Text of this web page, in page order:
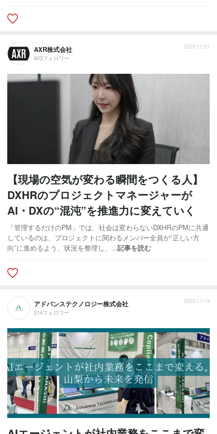
AXR株式会社
603フォロワー
2025/11/21
【現場の空気が変わる瞬間をつくる人】
DXHRのプロジェクトマネージャーが
AI・DXの“混沌”を推進力に変えていく
「管理するだけのPM」では、社会は変わらないDXHRのPMに共通
しているのは、プロジェクトに関わるメンバー全員が“正しい方
向”に進めるよう、状況を整理し、...記事を読む
アドバンステクノロジー株式会社
214フォロワー
2025/11/19